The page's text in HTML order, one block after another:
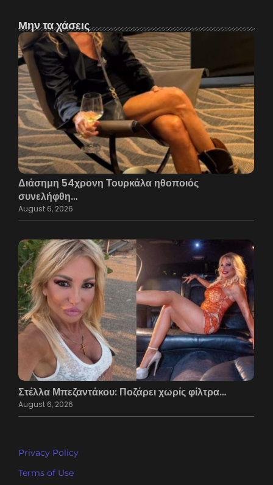
Μην τα χάσεις
Διάσημη 54χρονη Τουρκάλα ηθοποιός
συνελήφθη…
August 6, 2026
Στέλλα Μπεζαντάκου: Ποζάρει χωρίς φίλτρα…
August 6, 2026
Privacy Policy
Terms of Use